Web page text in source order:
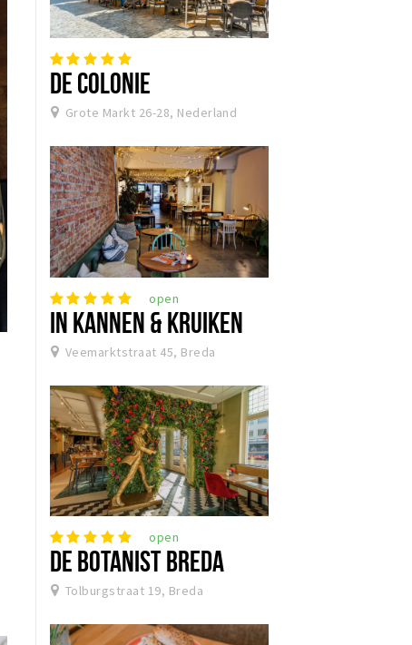
DE COLONIE
Grote Markt 26-28, Nederland
open
IN KANNEN & KRUIKEN
Veemarktstraat 45, Breda
open
DE BOTANIST BREDA
Tolburgstraat 19, Breda